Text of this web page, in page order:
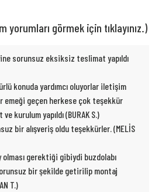
yorumları görmek için tıklayınız.)
sorunsuz eksiksiz teslimat yapıldı
konuda yardımcı oluyorlar iletişim
emeği geçen herkese çok teşekkür
kurulum yapıldı (BURAK S.)
bir alışveriş oldu teşekkürler. (MELİS
gerektiği gibiydi buzdolabı
bir şekilde getirilip montaj
T.)